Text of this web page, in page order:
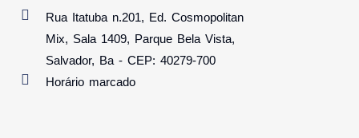
Rua Itatuba n.201, Ed. Cosmopolitan
Mix, Sala 1409, Parque Bela Vista,
Salvador, Ba - CEP: 40279-700
Horário marcado